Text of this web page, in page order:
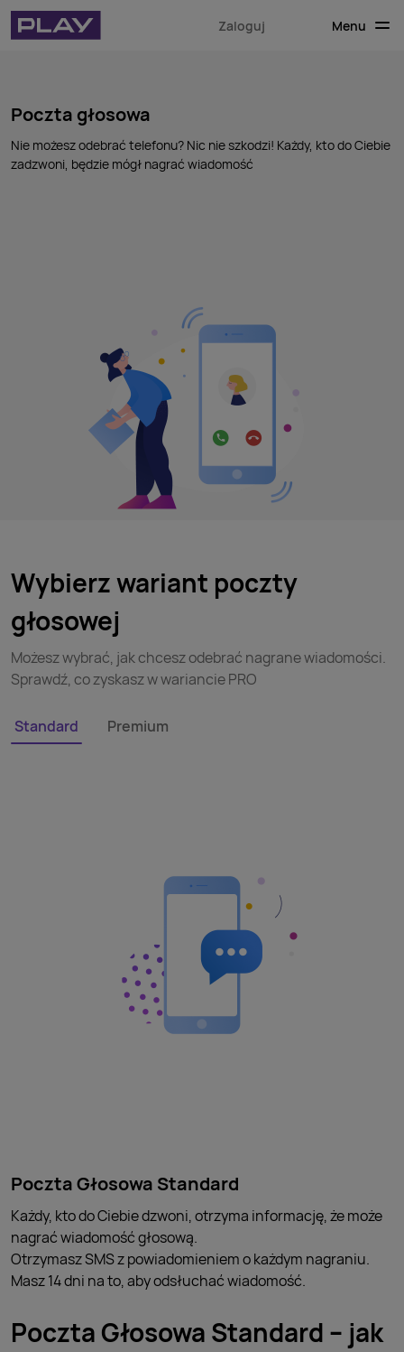
Zaloguj Menu
Poczta głosowa
Nie możesz odebrać telefonu? Nic nie szkodzi! Każdy, kto do Ciebie
zadzwoni, będzie mógł nagrać wiadomość
Wybierz wariant poczty
głosowej
Możesz wybrać, jak chcesz odebrać nagrane wiadomości.
Sprawdź, co zyskasz w wariancie PRO
Standard Premium
Poczta Głosowa Standard
Każdy, kto do Ciebie dzwoni, otrzyma informację, że może
nagrać wiadomość głosową.
Otrzymasz SMS z powiadomieniem o każdym nagraniu.
Masz 14 dni na to, aby odsłuchać wiadomość.
Poczta Głosowa Standard – jak